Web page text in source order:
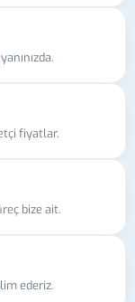
fiyatlar.
bize ait.
ederiz.